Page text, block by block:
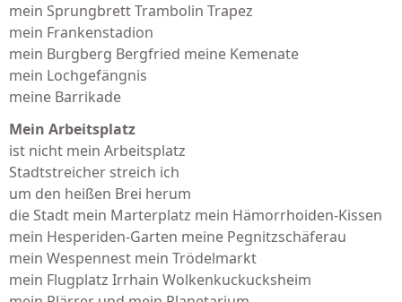
mein Sprungbrett Trambolin Trapez
mein Frankenstadion
mein Burgberg Bergfried meine Kemenate
mein Lochgefängnis
meine Barrikade
Mein Arbeitsplatz
ist nicht mein Arbeitsplatz
Stadtstreicher streich ich
um den heißen Brei herum
die Stadt mein Marterplatz mein Hämorrhoiden-Kissen
mein Hesperiden-Garten meine Pegnitzschäferau
mein Wespennest mein Trödelmarkt
mein Flugplatz Irrhain Wolkenkuckucksheim